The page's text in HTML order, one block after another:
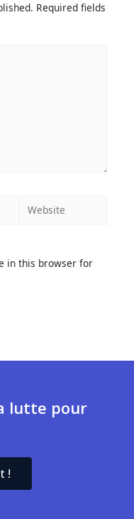
Required fields
in this browser for
lutte pour
!